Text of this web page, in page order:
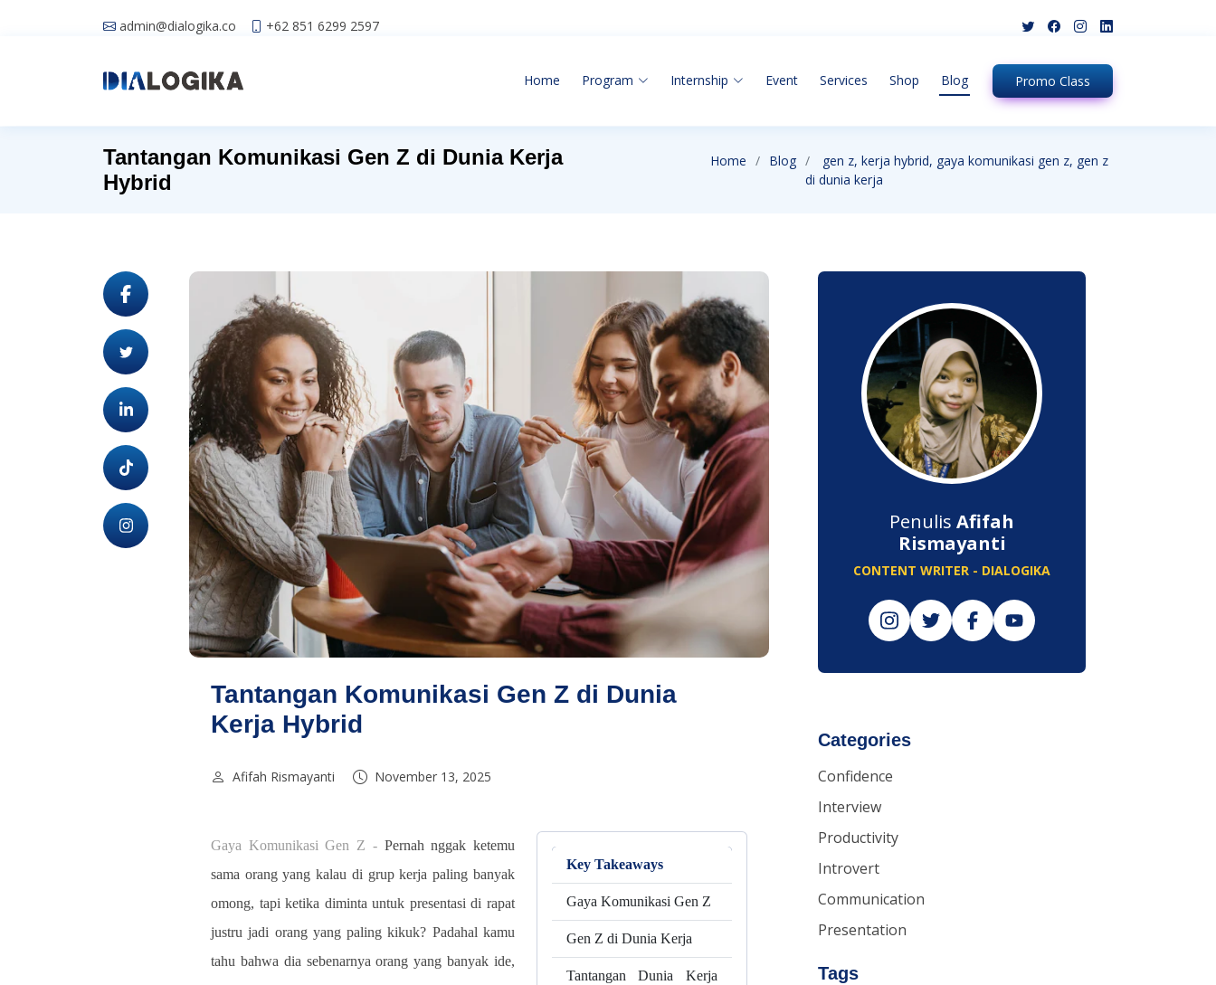
admin@dialogika.co +62 851 6299 2597
Home Program Internship Event Services Shop Blog Promo Class
Tantangan Komunikasi Gen Z di Dunia Kerja
Hybrid
Home Blog
gen z, kerja hybrid, gaya komunikasi gen z, gen z
di dunia kerja
Tantangan Komunikasi Gen Z di Dunia
Kerja Hybrid
Afifah Rismayanti November 13, 2025
Gaya Komunikasi Gen Z - Pernah nggak ketemu
sama orang yang kalau di grup kerja paling banyak
omong, tapi ketika diminta untuk presentasi di rapat
justru jadi orang yang paling kikuk? Padahal kamu
tahu bahwa dia sebenarnya orang yang banyak ide,
Key Takeaways
Gaya Komunikasi Gen Z
Gen Z di Dunia Kerja
Tantangan Dunia Kerja
Penulis Afifah
Rismayanti
CONTENT WRITER - DIALOGIKA
Categories
Confidence
Interview
Productivity
Introvert
Communication
Presentation
Tags